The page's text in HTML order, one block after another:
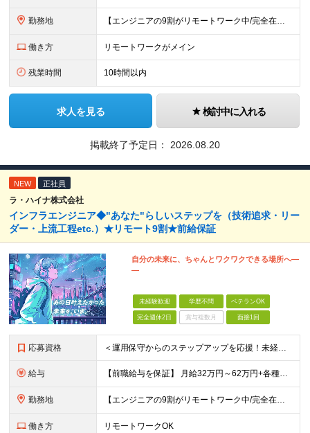
勤務地 【エンジニアの9割がリモートワーク中/完全在宅ワークで働くメンバーも◎】 現在、エンジニアの約9割がリモートワークを実施。 そのうち約3割がフルリモートで勤務しており、地方在住のメンバーも活躍していま
働き方 リモートワークがメイン
残業時間 10時間以内
求人を見る 検討中に入れる
掲載終了予定日： 2026.08.20
NEW 正社員
ラ・ハイナ株式会社
インフラエンジニア◆"あなた"らしいステップを（技術追求・リー
ダー・上流工程etc.）★リモート9割★前給保証
自分の未来に、ちゃんとワクワクできる場所へ―
―
未経験歓迎 学歴不問 ベテランOK
完全週休2日 賞与複数月 面接1回
応募資格 ＜運用保守からのステップアップを応援！未経験からの挑戦も大歓迎です♪＞ ■インフラエンジニアとして何らかの実務経験がある方（経験領域不問） ■学歴不問 【こんな方にピッタリの環境です！】 ・運用保守
給与 【前職給与を保証】 月給32万円～62万円+各種手当+決算賞与 ★資格手当や資格取得報奨金、役職手当など待遇、福利厚生が充実！ ★1年で年収60万円以上アップした社員が多数！ ※経験・スキルを考慮
勤務地 【エンジニアの9割がリモートワーク中/完全在宅ワークで働くメンバーも◎】 現在、エンジニアの約9割がリモートワークを実施。 そのうち約3割がフルリモートで勤務しており、地方在住のメンバーも活躍していま
働き方 リモートワークOK